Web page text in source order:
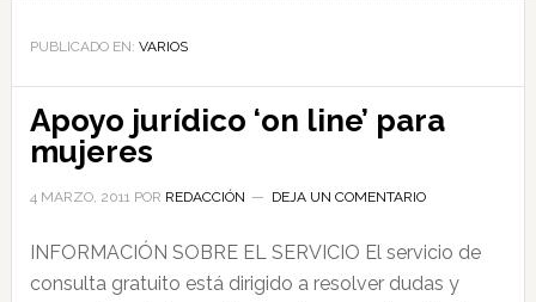
PUBLICADO EN: VARIOS
Apoyo jurídico ‘on line’ para
mujeres
4 MARZO, 2011POR REDACCIÓN DEJA UN COMENTARIO
INFORMACIÓN SOBRE EL SERVICIO El servicio de
consulta gratuito está dirigido a resolver dudas y